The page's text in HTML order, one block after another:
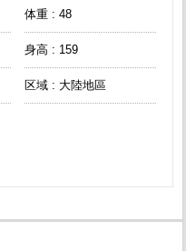
体重 : 48
身高 : 159
区域 : 大陸地區